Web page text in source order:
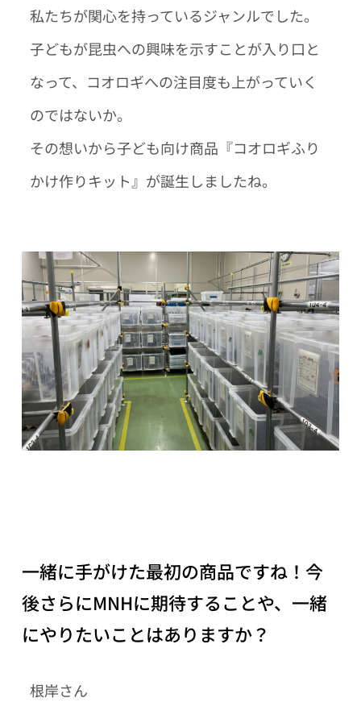
私たちが関心を持っているジャンルでした。
子どもが昆虫への興味を示すことが入り口と
なって、コオロギへの注目度も上がっていく
のではないか。
その想いから子ども向け商品『コオロギふり
かけ作りキット』が誕生しましたね。
一緒に手がけた最初の商品ですね！今
後さらにMNHに期待することや、一緒
にやりたいことはありますか？
根岸さん